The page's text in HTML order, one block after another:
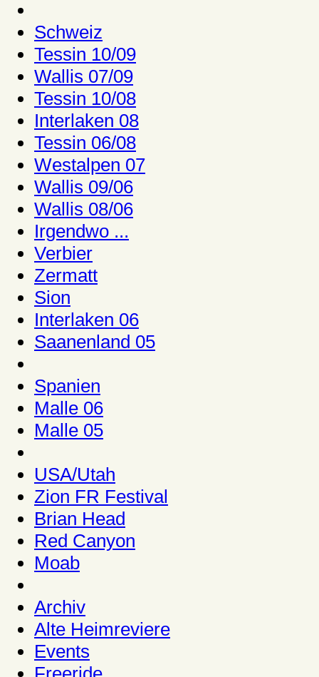
Schweiz
Tessin 10/09
Wallis 07/09
Tessin 10/08
Interlaken 08
Tessin 06/08
Westalpen 07
Wallis 09/06
Wallis 08/06
Irgendwo ...
Verbier
Zermatt
Sion
Interlaken 06
Saanenland 05
Spanien
Malle 06
Malle 05
USA/Utah
Zion FR Festival
Brian Head
Red Canyon
Moab
Archiv
Alte Heimreviere
Events